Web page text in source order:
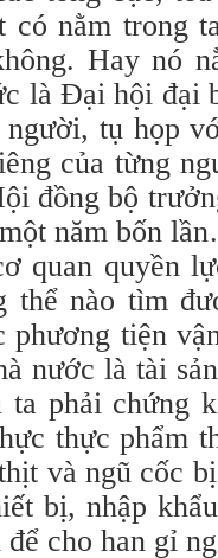
có nằm trong
Hay nó
là Đại hội đại
tụ họp
của từng
đồng bộ
năm bốn
quan quyền
thể nào tìm
phương tiện
nước là tài
ta phải chứng
thực phẩm
và ngũ cốc
bị, nhập
để cho han gỉ